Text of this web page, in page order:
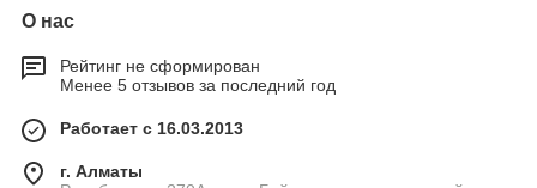
О нас
Рейтинг не сформирован
Менее 5 отзывов за последний год
Работает с 16.03.2013
г. Алматы